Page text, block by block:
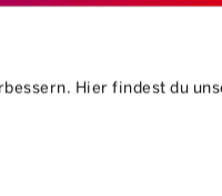
Hier findest du